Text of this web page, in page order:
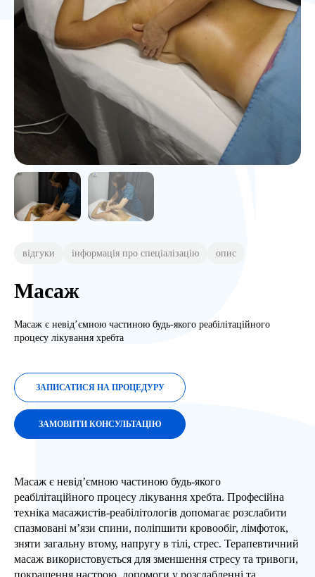
відгуки інформація про спеціалізацію опис
Масаж
Масаж є невід’ємною частиною будь-якого реабілітаційного
процесу лікування хребта
ЗАПИСАТИСЯ НА ПРОЦЕДУРУ
ЗАМОВИТИ КОНСУЛЬТАЦІЮ
Масаж є невід’ємною частиною будь-якого
реабілітаційного процесу лікування хребта. Професійна
техніка масажистів-реабілітологів допомагає розслабити
спазмовані м’язи спини, поліпшити кровообіг, лімфоток,
зняти загальну втому, напругу в тілі, стрес. Терапевтичний
масаж використовується для зменшення стресу та тривоги,
покращення настрою, допомоги у розслабленні та